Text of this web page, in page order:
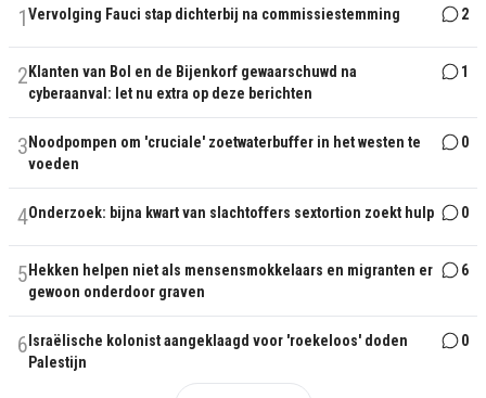
1Vervolging Fauci stap dichterbij na commissiestemming 2
2 Klanten van Bol en de Bijenkorf gewaarschuwd na
cyberaanval: let nu extra op deze berichten
1
3 Noodpompen om 'cruciale' zoetwaterbuffer in het westen te
voeden
0
4Onderzoek: bijna kwart van slachtoffers sextortion zoekt hulp 0
5 Hekken helpen niet als mensensmokkelaars en migranten er
gewoon onderdoor graven
6
6 Israëlische kolonist aangeklaagd voor 'roekeloos' doden
Palestijn
0